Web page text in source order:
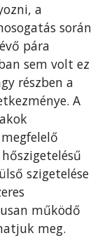
a
során
pára
sem volt ez
részben a
A
szigetelése
működő
meg.